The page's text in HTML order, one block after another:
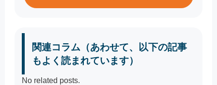
関連コラム（あわせて、以下の記事
もよく読まれています）
No related posts.